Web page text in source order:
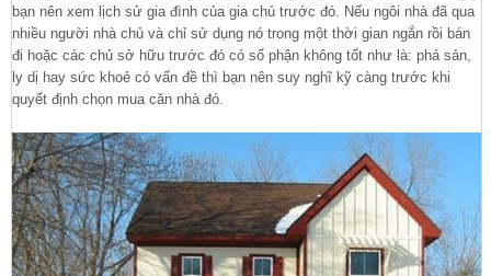
bạn nên xem lịch sử gia đình của gia chủ trước đó. Nếu ngôi nhà đã qua
nhiều người nhà chủ và chỉ sử dụng nó trong một thời gian ngắn rồi bán
đi hoặc các chủ sở hữu trước đó có số phận không tốt như là: phá sản,
ly dị hay sức khoẻ có vấn đề thì bạn nên suy nghĩ kỹ càng trước khi
quyết định chọn mua căn nhà đó.